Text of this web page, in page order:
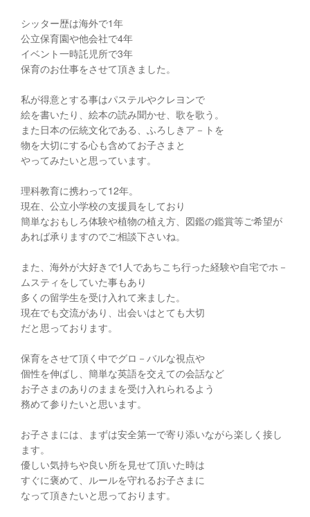
シッター歴は海外で1年
公立保育園や他会社で4年
イベント一時託児所で3年
保育のお仕事をさせて頂きました。
私が得意とする事はパステルやクレヨンで
絵を書いたり、絵本の読み聞かせ、歌を歌う。
また日本の伝統文化である、ふろしきア－トを
物を大切にする心も含めてお子さまと
やってみたいと思っています。
理科教育に携わって12年。
現在、公立小学校の支援員をしており
簡単なおもしろ体験や植物の植え方、図鑑の鑑賞等ご希望が
あれば承りますのでご相談下さいね。
また、海外が大好きで1人であちこち行った経験や自宅でホ－
ムスティをしていた事もあり
多くの留学生を受け入れて来ました。
現在でも交流があり、出会いはとても大切
だと思っております。
保育をさせて頂く中でグロ－バルな視点や
個性を伸ばし、簡単な英語を交えての会話など
お子さまのありのままを受け入れられるよう
務めて参りたいと思います。
お子さまには、まずは安全第一で寄り添いながら楽しく接し
ます。
優しい気持ちや良い所を見せて頂いた時は
すぐに褒めて、ルールを守れるお子さまに
なって頂きたいと思っております。